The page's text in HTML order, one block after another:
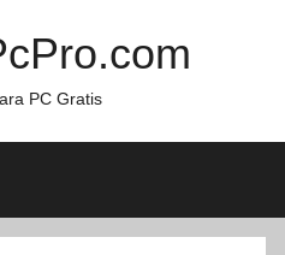
PC Gratis